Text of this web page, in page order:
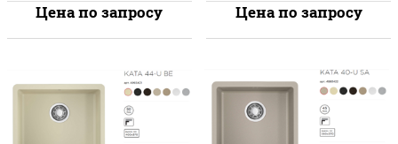
Цена по запросу Цена по запросу